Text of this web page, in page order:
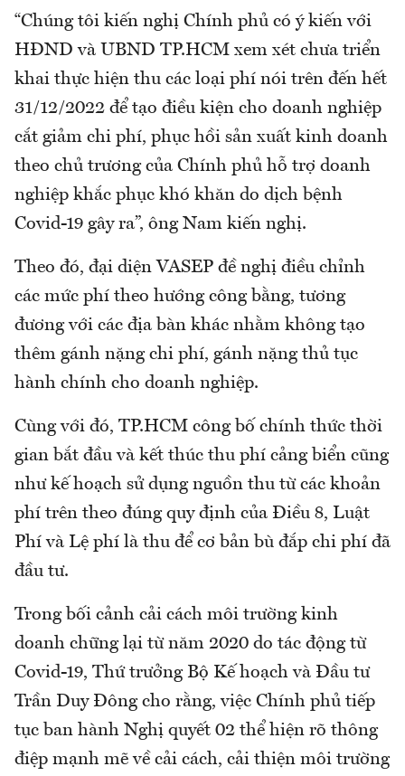
“Chúng tôi kiến nghị Chính phủ có ý kiến với
HĐND và UBND TP.HCM xem xét chưa triển
khai thực hiện thu các loại phí nói trên đến hết
31/12/2022 để tạo điều kiện cho doanh nghiệp
cắt giảm chi phí, phục hồi sản xuất kinh doanh
theo chủ trương của Chính phủ hỗ trợ doanh
nghiệp khắc phục khó khăn do dịch bệnh
Covid-19 gây ra”, ông Nam kiến nghị.
Theo đó, đại diện VASEP đề nghị điều chỉnh
các mức phí theo hướng công bằng, tương
đương với các địa bàn khác nhằm không tạo
thêm gánh nặng chi phí, gánh nặng thủ tục
hành chính cho doanh nghiệp.
Cùng với đó, TP.HCM công bố chính thức thời
gian bắt đầu và kết thúc thu phí cảng biển cũng
như kế hoạch sử dụng nguồn thu từ các khoản
phí trên theo đúng quy định của Điều 8, Luật
Phí và Lệ phí là thu để cơ bản bù đắp chi phí đã
đầu tư.
Trong bối cảnh cải cách môi trường kinh
doanh chững lại từ năm 2020 do tác động từ
Covid-19, Thứ trưởng Bộ Kế hoạch và Đầu tư
Trần Duy Đông cho rằng, việc Chính phủ tiếp
tục ban hành Nghị quyết 02 thể hiện rõ thông
điệp mạnh mẽ về cải cách, cải thiện môi trường